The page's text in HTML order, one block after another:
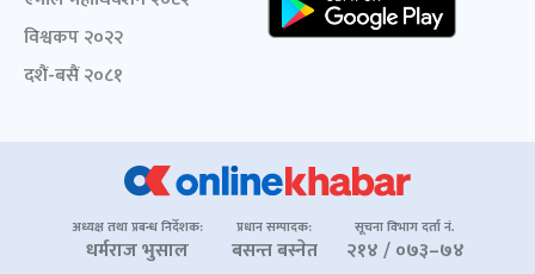
विश्वकप २०२२
दशैं-बसैं २०८१
अध्यक्ष तथा प्रबन्ध निर्देशक:
धर्मराज भुसाल
प्रधान सम्पादक:
बसन्त बस्नेत
सूचना विभाग दर्ता नं.
२१४ / ०७३–७४